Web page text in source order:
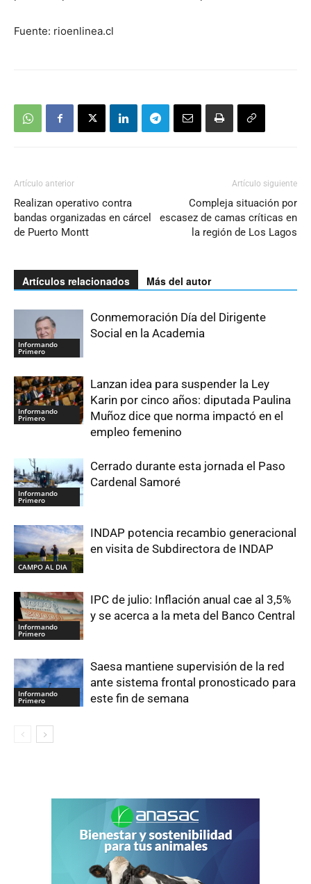
Fuente: rioenlinea.cl
Artículo anterior
Realizan operativo contra
bandas organizadas en cárcel
de Puerto Montt
Artículo siguiente
Compleja situación por
escasez de camas críticas en
la región de Los Lagos
Artículos relacionados Más del autor
Informando
Primero
Conmemoración Día del Dirigente
Social en la Academia
Informando
Primero
Lanzan idea para suspender la Ley
Karin por cinco años: diputada Paulina
Muñoz dice que norma impactó en el
empleo femenino
Informando
Primero
Cerrado durante esta jornada el Paso
Cardenal Samoré
CAMPO AL DIA
INDAP potencia recambio generacional
en visita de Subdirectora de INDAP
Informando
Primero
IPC de julio: Inflación anual cae al 3,5%
y se acerca a la meta del Banco Central
Informando
Primero
Saesa mantiene supervisión de la red
ante sistema frontal pronosticado para
este fin de semana